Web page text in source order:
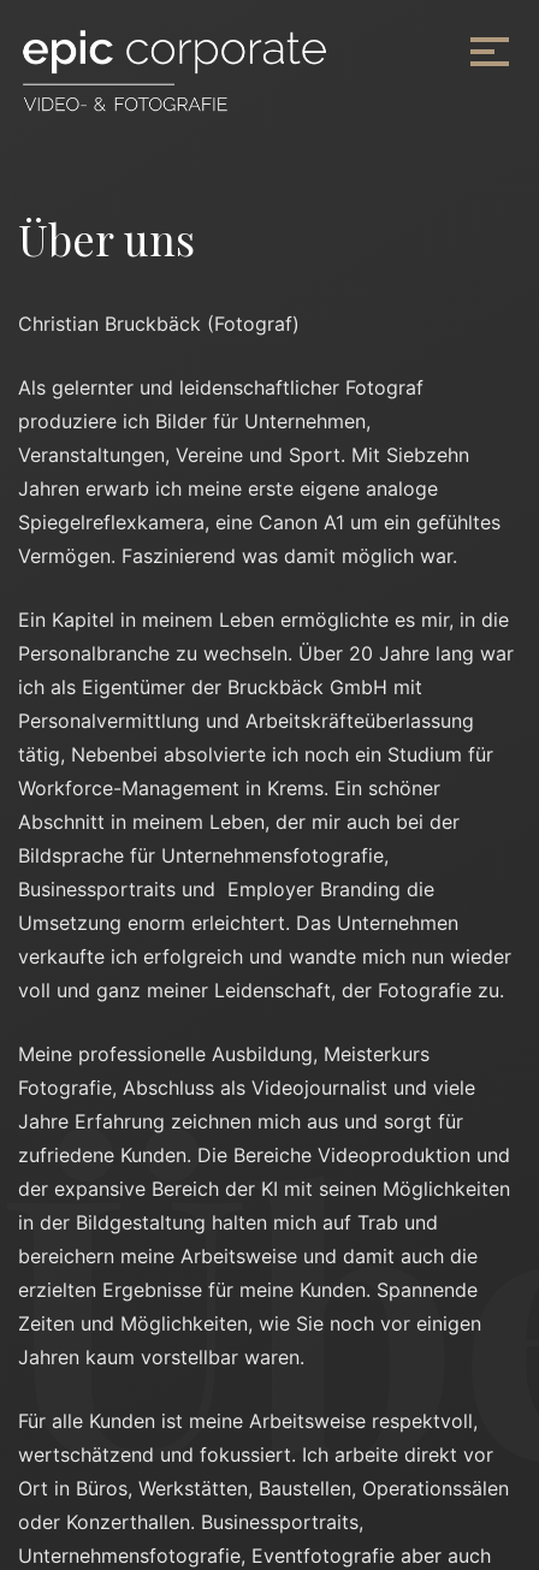
Über uns
Christian Bruckbäck (Fotograf)
Als gelernter und leidenschaftlicher Fotograf
produziere ich Bilder für Unternehmen,
Veranstaltungen, Vereine und Sport. Mit Siebzehn
Jahren erwarb ich meine erste eigene analoge
Spiegelreflexkamera, eine Canon A1 um ein gefühltes
Vermögen. Faszinierend was damit möglich war.
Ein Kapitel in meinem Leben ermöglichte es mir, in die
Personalbranche zu wechseln. Über 20 Jahre lang war
ich als Eigentümer der Bruckbäck GmbH mit
Personalvermittlung und Arbeitskräfteüberlassung
tätig, Nebenbei absolvierte ich noch ein Studium für
Workforce-Management in Krems. Ein schöner
Abschnitt in meinem Leben, der mir auch bei der
Bildsprache für Unternehmensfotografie,
Businessportraits und Employer Branding die
Umsetzung enorm erleichtert. Das Unternehmen
verkaufte ich erfolgreich und wandte mich nun wieder
voll und ganz meiner Leidenschaft, der Fotografie zu.
Meine professionelle Ausbildung, Meisterkurs
Fotografie, Abschluss als Videojournalist und viele
Jahre Erfahrung zeichnen mich aus und sorgt für
zufriedene Kunden. Die Bereiche Videoproduktion und
der expansive Bereich der KI mit seinen Möglichkeiten
in der Bildgestaltung halten mich auf Trab und
bereichern meine Arbeitsweise und damit auch die
erzielten Ergebnisse für meine Kunden. Spannende
Zeiten und Möglichkeiten, wie Sie noch vor einigen
Jahren kaum vorstellbar waren.
Für alle Kunden ist meine Arbeitsweise respektvoll,
wertschätzend und fokussiert. Ich arbeite direkt vor
Ort in Büros, Werkstätten, Baustellen, Operationssälen
oder Konzerthallen. Businessportraits,
Unternehmensfotografie, Eventfotografie aber auch